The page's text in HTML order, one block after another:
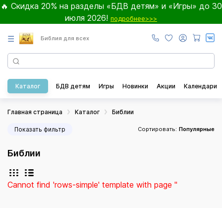
🔥 Скидка 20% на разделы «БДВ детям» и «Игры» до 30
июля 2026! подробнее>>>
☰ Библия для всех
Каталог БДВ детям Игры Новинки Акции Календари
Главная страница Каталог Библии
Показать фильтр Сортировать: Популярные
Библии
Cannot find 'rows-simple' template with page ''